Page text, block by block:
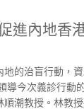
進內地香
的治盲行動，
導今次義診行動
潮教授。林教